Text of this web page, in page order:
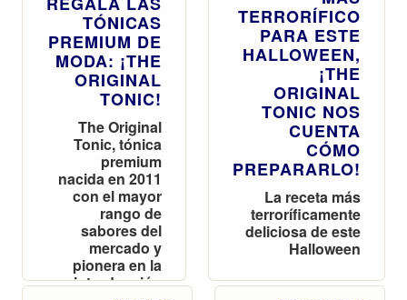
TÓNICAS
PREMIUM DE
MODA: ¡THE
ORIGINAL
TONIC!
The Original
Tonic, tónica
premium
nacida en 2011
con el mayor
rango de
sabores del
mercado y
pionera en la
introducción
TERRORÍFICO
PARA ESTE
HALLOWEEN,
¡THE
ORIGINAL
TONIC NOS
CUENTA
CÓMO
PREPARARLO!
La receta más
terroríficamente
deliciosa de este
Halloween